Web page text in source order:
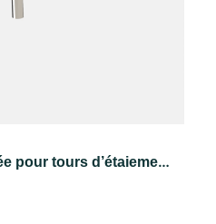
Fourche double entrée pour tours d’étaiement